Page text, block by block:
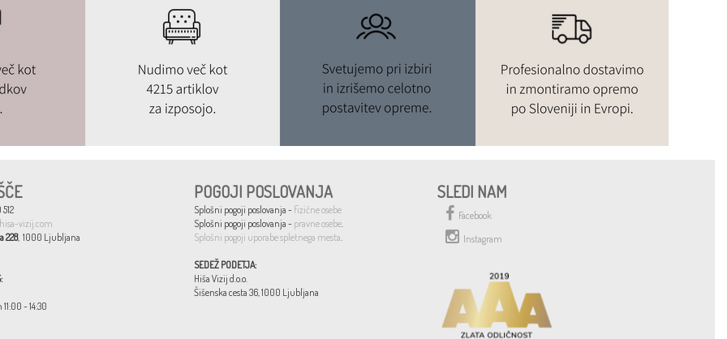
vizij.com
228, 1000 Ljubljana
- 14:30
POGOJI POSLOVANJA
Splošni pogoji poslovanja - fizične osebe
Splošni pogoji poslovanja - pravne osebe
Splošni pogoji uporabe spletnega mesta
SEDEŽ PODETJA:
Hiša Vizij d.o.o.
Šišenska cesta 36, 1000 Ljubljana
SLEDI NAM
Facebook
Instagram